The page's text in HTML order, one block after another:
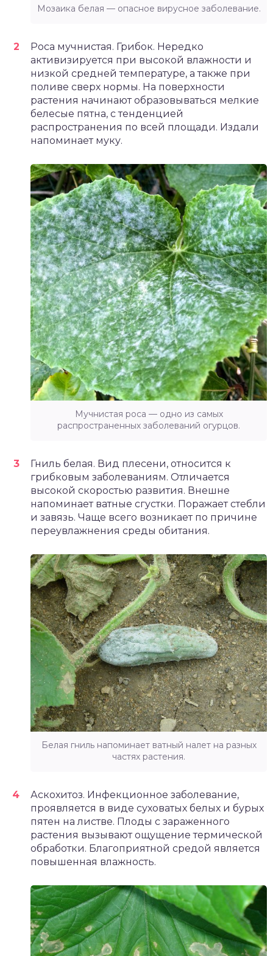
Мозаика белая — опасное вирусное заболевание.
Роса мучнистая. Грибок. Нередко
активизируется при высокой влажности и
низкой средней температуре, а также при
поливе сверх нормы. На поверхности
растения начинают образовываться мелкие
белесые пятна, с тенденцией
распространения по всей площади. Издали
напоминает муку.
Мучнистая роса — одно из самых
распространенных заболеваний огурцов.
Гниль белая. Вид плесени, относится к
грибковым заболеваниям. Отличается
высокой скоростью развития. Внешне
напоминает ватные сгустки. Поражает стебли
и завязь. Чаще всего возникает по причине
переувлажнения среды обитания.
Белая гниль напоминает ватный налет на разных
частях растения.
Аскохитоз. Инфекционное заболевание,
проявляется в виде суховатых белых и бурых
пятен на листве. Плоды с зараженного
растения вызывают ощущение термической
обработки. Благоприятной средой является
повышенная влажность.